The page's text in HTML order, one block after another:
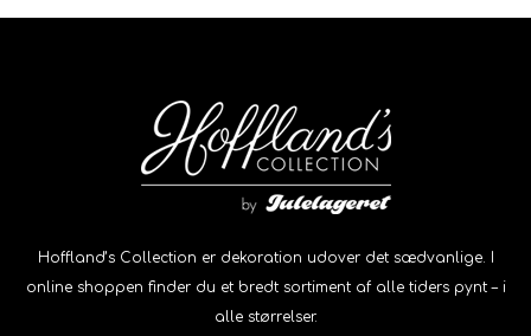
Hoffland’s Collection er dekoration udover det sædvanlige. I
online shoppen finder du et bredt sortiment af alle tiders pynt – i
alle størrelser.